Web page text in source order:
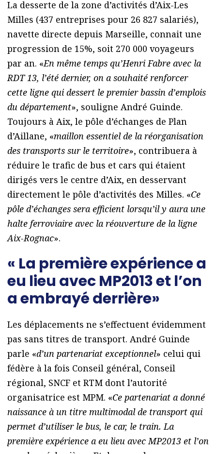
La desserte de la zone d’activités d’Aix-Les
Milles (437 entreprises pour 26 827 salariés),
navette directe depuis Marseille, connait une
progression de 15%, soit 270 000 voyageurs
par an. «En même temps qu’Henri Fabre avec la
RDT 13, l’été dernier, on a souhaité renforcer
cette ligne qui dessert le premier bassin d’emplois
du département», souligne André Guinde.
Toujours à Aix, le pôle d’échanges de Plan
d’Aillane, «maillon essentiel de la réorganisation
des transports sur le territoire», contribuera à
réduire le trafic de bus et cars qui étaient
dirigés vers le centre d’Aix, en desservant
directement le pôle d’activités des Milles. «Ce
pôle d’échanges sera efficient lorsqu’il y aura une
halte ferroviaire avec la réouverture de la ligne
Aix-Rognac».
« La première expérience a
eu lieu avec MP2013 et l’on
a embrayé derrière»
Les déplacements ne s’effectuent évidemment
pas sans titres de transport. André Guinde
parle «d’un partenariat exceptionnel» celui qui
fédère à la fois Conseil général, Conseil
régional, SNCF et RTM dont l’autorité
organisatrice est MPM. «Ce partenariat a donné
naissance à un titre multimodal de transport qui
permet d’utiliser le bus, le car, le train. La
première expérience a eu lieu avec MP2013 et l’on